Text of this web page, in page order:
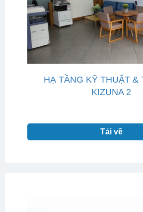
HẠ TẦNG KỸ THUẬT &
KIZUNA 2
Tải về